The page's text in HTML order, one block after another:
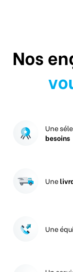
Nos
Une
besoins
Une
Une